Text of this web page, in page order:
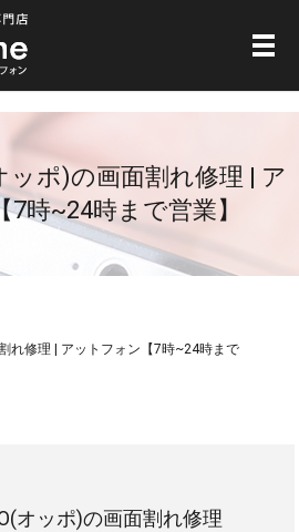
メ
ッポ)の画面割れ修理 | ア
時~24時まで営業】
れ修理 | アットフォン【7時~24時まで
オッポ)の画面割れ修理